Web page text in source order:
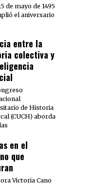
de mayo de 1495
el aniversario
entre la
colectiva y
de Historia
(CUCH) aborda
en el
que
Victoria Cano